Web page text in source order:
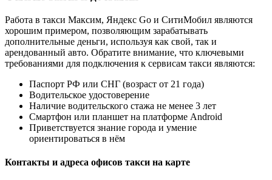
Работа в такси Максим, Яндекс Go и СитиМобил являются
хорошим примером, позволяющим зарабатывать
дополнительные деньги, используя как свой, так и
арендованный авто. Обратите внимание, что ключевыми
требованиями для подключения к сервисам такси являются:
Паспорт РФ или СНГ (возраст от 21 года)
Водительское удостоверение
Наличие водительского стажа не менее 3 лет
Смартфон или планшет на платформе Android
Приветствуется знание города и умение
ориентироваться в нём
Контакты и адреса офисов такси на карте